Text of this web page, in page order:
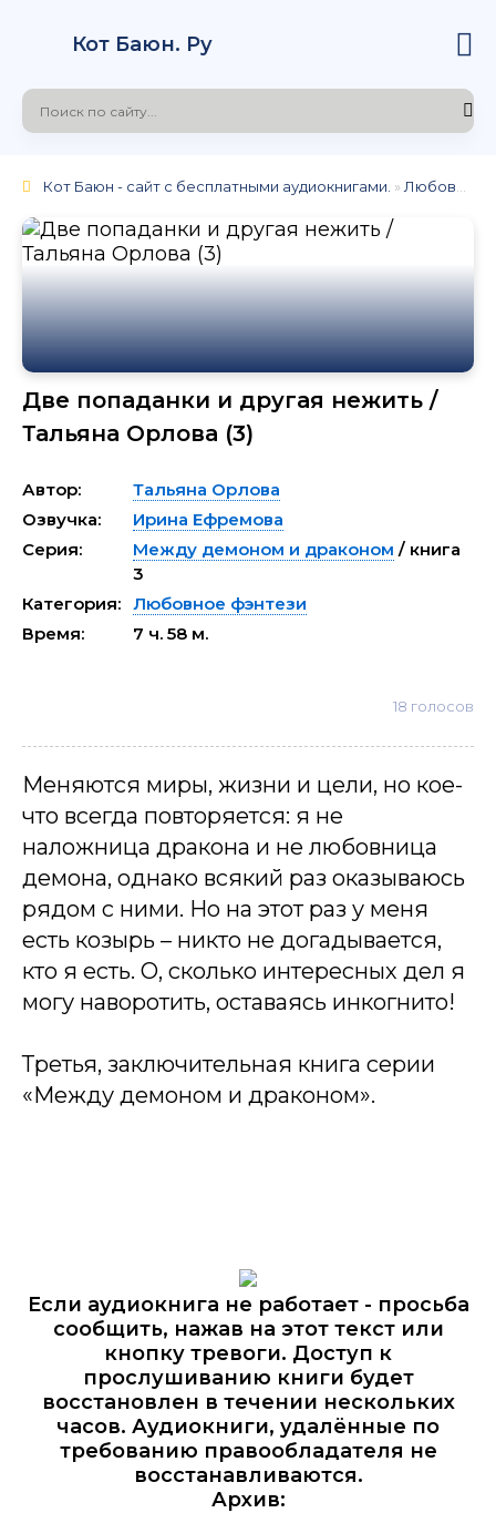
Кот Баюн. Ру
Кот Баюн - сайт с бесплатными аудиокнигами. » Любовное фэнтези
Две попаданки и другая нежить /
Тальяна Орлова (3)
Автор:
Тальяна Орлова
Озвучка:
Ирина Ефремова
Серия:
Между демоном и драконом / книга
3
Категория: Любовное фэнтези
Время:
7 ч. 58 м.
18 голосов
Меняются миры, жизни и цели, но кое-
что всегда повторяется: я не
наложница дракона и не любовница
демона, однако всякий раз оказываюсь
рядом с ними. Но на этот раз у меня
есть козырь – никто не догадывается,
кто я есть. О, сколько интересных дел я
могу наворотить, оставаясь инкогнито!
Третья, заключительная книга серии
«Между демоном и драконом».
Если аудиокнига не работает - просьба
сообщить, нажав на этот текст или
кнопку тревоги. Доступ к
прослушиванию книги будет
восстановлен в течении нескольких
часов. Аудиокниги, удалённые по
требованию правообладателя не
восстанавливаются.
Архив: